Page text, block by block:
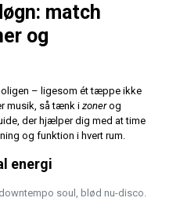
match
og
– ligesom ét tæppe ikke
musik, så tænk i zonerog
der hjælper dig med at time
og funktion i hvert rum.
energi
soul, blød nu-disco.